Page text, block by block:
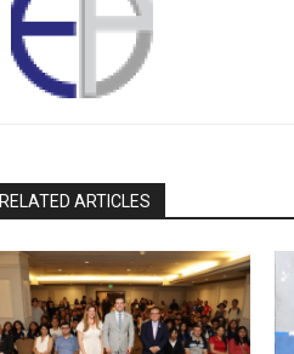
RELATED ARTICLES